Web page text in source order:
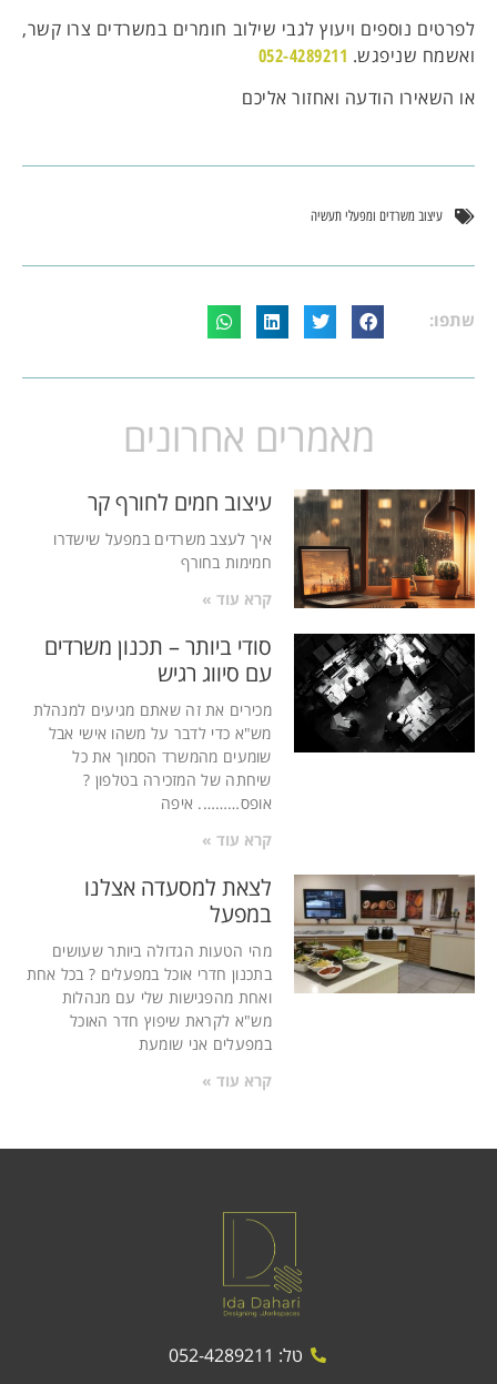
לפרטים נוספים ויעוץ לגבי שילוב חומרים במשרדים צרו קשר,
ואשמח שניפגש. 052-4289211
או השאירו הודעה ואחזור אליכם
עיצוב משרדים ומפעלי תעשיה
שתפו:
מאמרים אחרונים
עיצוב חמים לחורף קר
איך לעצב משרדים במפעל שישדרו
חמימות בחורף
קרא עוד »
סודי ביותר – תכנון משרדים
עם סיווג רגיש
מכירים את זה שאתם מגיעים למנהלת
מש"א כדי לדבר על משהו אישי אבל
שומעים מהמשרד הסמוך את כל
שיחתה של המזכירה בטלפון ?
אופס………. איפה
קרא עוד »
לצאת למסעדה אצלנו
במפעל
מהי הטעות הגדולה ביותר שעושים
בתכנון חדרי אוכל במפעלים ? בכל אחת
ואחת מהפגישות שלי עם מנהלות
מש"א לקראת שיפוץ חדר האוכל
במפעלים אני שומעת
קרא עוד »
טל: 052-4289211